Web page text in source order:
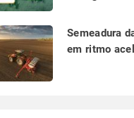
Semeadura
em ritmo